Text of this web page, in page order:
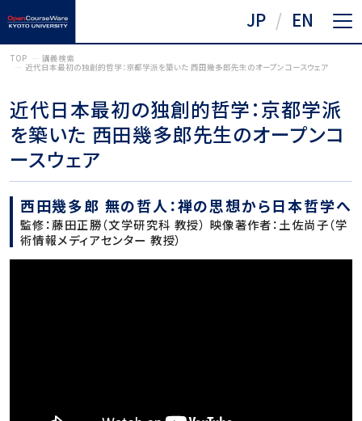
JP EN
TOP 講義検索
近代日本最初の独創的哲学：京都学派を築いた 西田幾多郎先生のオープンコースウェア
近代日本最初の独創的哲学：京都学派
を築いた 西田幾多郎先生のオープンコ
ースウェア
西田幾多郎 無の哲人：禅の思想から日本哲学へ
監修：藤田正勝（文学研究科 教授） 映像著作者：土佐尚子（学
術情報メディアセンター 教授）